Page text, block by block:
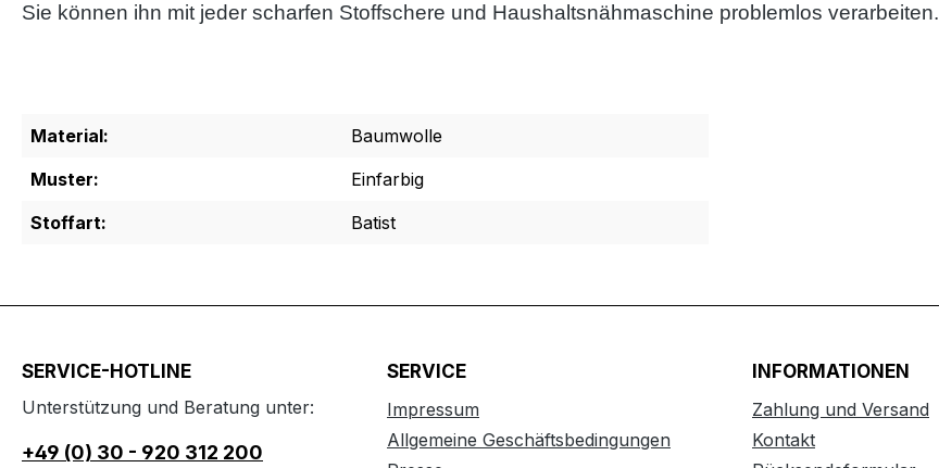
Sie können ihn mit jeder scharfen Stoffschere und Haushaltsnähmaschine problemlos verarbeiten.
Material:
Baumwolle
Muster:
Einfarbig
Stoffart:
Batist
SERVICE-HOTLINE
Unterstützung und Beratung unter:
+49 (0) 30 - 920 312 200
SERVICE
Impressum
Allgemeine Geschäftsbedingungen
INFORMATIONEN
Zahlung und Versand
Kontakt